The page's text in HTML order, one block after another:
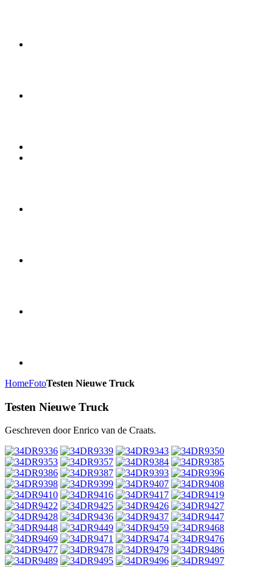
HomeFotoTesten Nieuwe Truck
Testen Nieuwe Truck
Geschreven door Enrico van de Craats.